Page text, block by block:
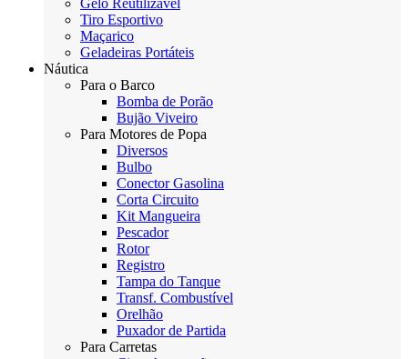
Gelo Reutilizável
Tiro Esportivo
Maçarico
Geladeiras Portáteis
Náutica
Para o Barco
Bomba de Porão
Bujão Viveiro
Para Motores de Popa
Diversos
Bulbo
Conector Gasolina
Corta Circuito
Kit Mangueira
Pescador
Rotor
Registro
Tampa do Tanque
Transf. Combustível
Orelhão
Puxador de Partida
Para Carretas